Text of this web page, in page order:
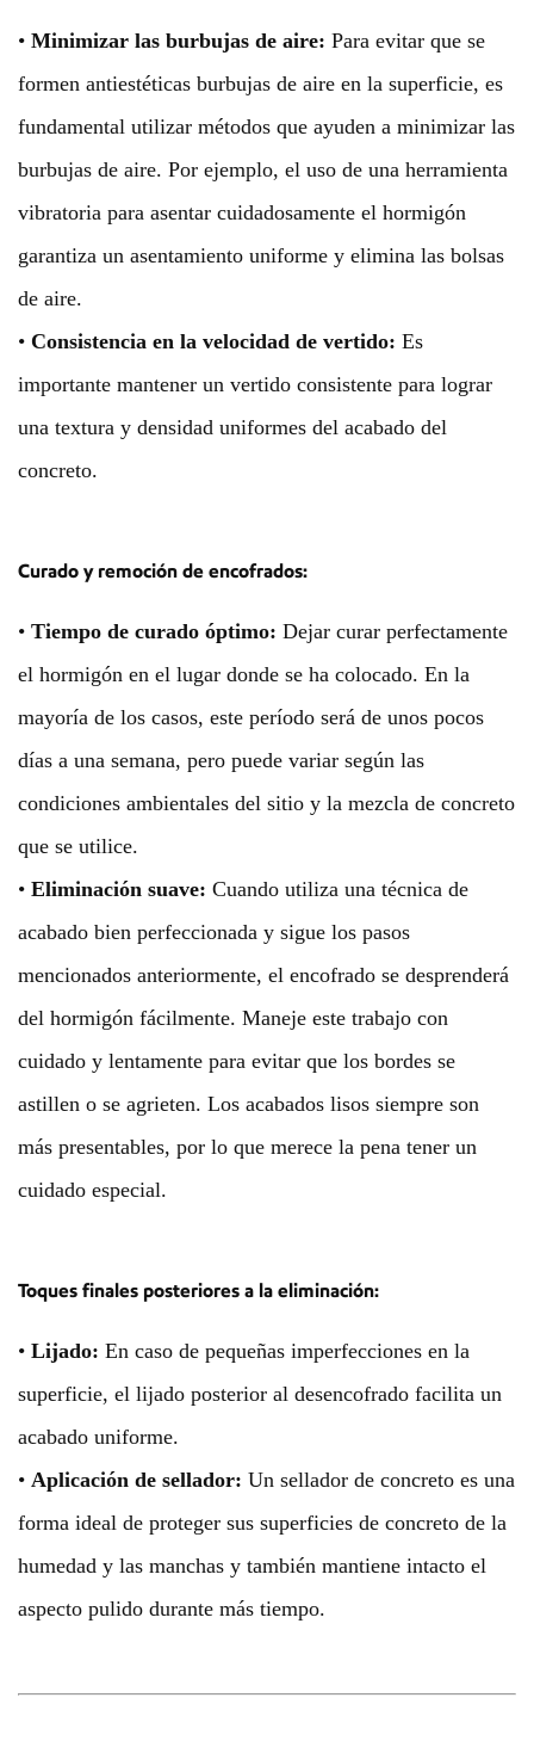
• Minimizar las burbujas de aire: Para evitar que se
formen antiestéticas burbujas de aire en la superficie, es
fundamental utilizar métodos que ayuden a minimizar las
burbujas de aire. Por ejemplo, el uso de una herramienta
vibratoria para asentar cuidadosamente el hormigón
garantiza un asentamiento uniforme y elimina las bolsas
de aire.
• Consistencia en la velocidad de vertido: Es
importante mantener un vertido consistente para lograr
una textura y densidad uniformes del acabado del
concreto.
Curado y remoción de encofrados:
• Tiempo de curado óptimo: Dejar curar perfectamente
el hormigón en el lugar donde se ha colocado. En la
mayoría de los casos, este período será de unos pocos
días a una semana, pero puede variar según las
condiciones ambientales del sitio y la mezcla de concreto
que se utilice.
• Eliminación suave: Cuando utiliza una técnica de
acabado bien perfeccionada y sigue los pasos
mencionados anteriormente, el encofrado se desprenderá
del hormigón fácilmente. Maneje este trabajo con
cuidado y lentamente para evitar que los bordes se
astillen o se agrieten. Los acabados lisos siempre son
más presentables, por lo que merece la pena tener un
cuidado especial.
Toques finales posteriores a la eliminación:
• Lijado: En caso de pequeñas imperfecciones en la
superficie, el lijado posterior al desencofrado facilita un
acabado uniforme.
• Aplicación de sellador: Un sellador de concreto es una
forma ideal de proteger sus superficies de concreto de la
humedad y las manchas y también mantiene intacto el
aspecto pulido durante más tiempo.